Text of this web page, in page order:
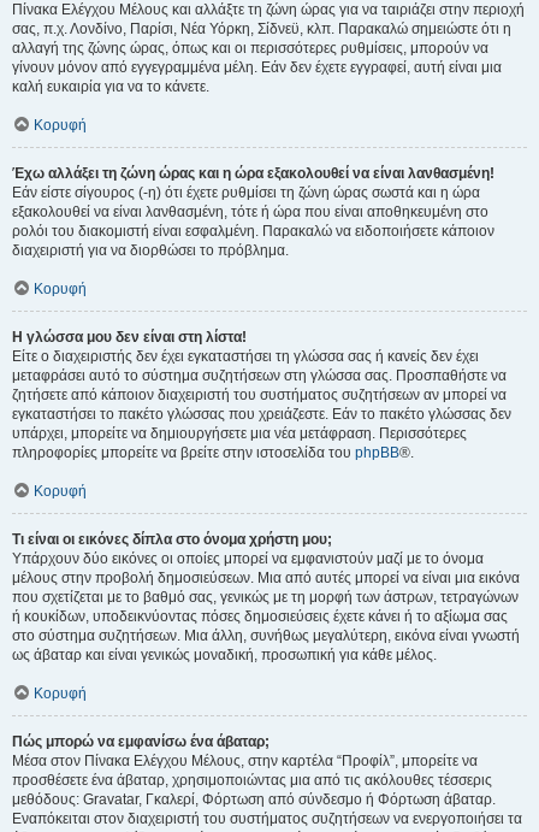
Πίνακα Ελέγχου Μέλους και αλλάξτε τη ζώνη ώρας για να ταιριάζει στην περιοχή
σας, π.χ. Λονδίνο, Παρίσι, Νέα Υόρκη, Σίδνεϋ, κλπ. Παρακαλώ σημειώστε ότι η
αλλαγή της ζώνης ώρας, όπως και οι περισσότερες ρυθμίσεις, μπορούν να
γίνουν μόνον από εγγεγραμμένα μέλη. Εάν δεν έχετε εγγραφεί, αυτή είναι μια
καλή ευκαιρία για να το κάνετε.
Κορυφή
Έχω αλλάξει τη ζώνη ώρας και η ώρα εξακολουθεί να είναι λανθασμένη!
Εάν είστε σίγουρος (-η) ότι έχετε ρυθμίσει τη ζώνη ώρας σωστά και η ώρα
εξακολουθεί να είναι λανθασμένη, τότε ή ώρα που είναι αποθηκευμένη στο
ρολόι του διακομιστή είναι εσφαλμένη. Παρακαλώ να ειδοποιήσετε κάποιον
διαχειριστή για να διορθώσει το πρόβλημα.
Κορυφή
Η γλώσσα μου δεν είναι στη λίστα!
Είτε ο διαχειριστής δεν έχει εγκαταστήσει τη γλώσσα σας ή κανείς δεν έχει
μεταφράσει αυτό το σύστημα συζητήσεων στη γλώσσα σας. Προσπαθήστε να
ζητήσετε από κάποιον διαχειριστή του συστήματος συζητήσεων αν μπορεί να
εγκαταστήσει το πακέτο γλώσσας που χρειάζεστε. Εάν το πακέτο γλώσσας δεν
υπάρχει, μπορείτε να δημιουργήσετε μια νέα μετάφραση. Περισσότερες
πληροφορίες μπορείτε να βρείτε στην ιστοσελίδα του phpBB®.
Κορυφή
Τι είναι οι εικόνες δίπλα στο όνομα χρήστη μου;
Υπάρχουν δύο εικόνες οι οποίες μπορεί να εμφανιστούν μαζί με το όνομα
μέλους στην προβολή δημοσιεύσεων. Μια από αυτές μπορεί να είναι μια εικόνα
που σχετίζεται με το βαθμό σας, γενικώς με τη μορφή των άστρων, τετραγώνων
ή κουκίδων, υποδεικνύοντας πόσες δημοσιεύσεις έχετε κάνει ή το αξίωμα σας
στο σύστημα συζητήσεων. Μια άλλη, συνήθως μεγαλύτερη, εικόνα είναι γνωστή
ως άβαταρ και είναι γενικώς μοναδική, προσωπική για κάθε μέλος.
Κορυφή
Πώς μπορώ να εμφανίσω ένα άβαταρ;
Μέσα στον Πίνακα Ελέγχου Μέλους, στην καρτέλα “Προφίλ”, μπορείτε να
προσθέσετε ένα άβαταρ, χρησιμοποιώντας μια από τις ακόλουθες τέσσερις
μεθόδους: Gravatar, Γκαλερί, Φόρτωση από σύνδεσμο ή Φόρτωση άβαταρ.
Εναπόκειται στον διαχειριστή του συστήματος συζητήσεων να ενεργοποιήσει τα